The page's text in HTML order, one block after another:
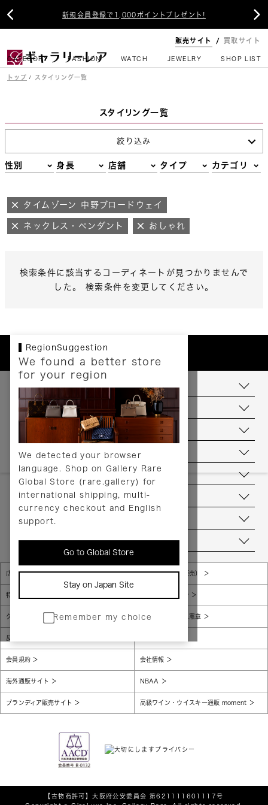
新規会員登録で1,000ポイントプレゼント!
 
販売サイト 買取サイト
CATEGORY FASHION WATCH JEWELRY SHOP LIST
トップ スタイリング一覧
スタイリング一覧
絞り込み
性別 身長 店舗 タイプ カテゴリ
タイムゾーン 中野ブロードウェイ
ネックレス・ペンダント おしゃれ
検索条件に該当するコーディネートが見つかりませんで
した。 検索条件を変更してください。
RegionSuggestion
We found a better store
for your region
We detected your browser
language. Shop on Gallery Rare
Global Store (rare.gallery) for
international shipping, multi-
currency checkout and English
support.
Go to Global Store
Stay on Japan Site
Remember my choice
お支払いについて
配送について
送料について
返品について
ヘルプ
お問い合わせ
当店について
店舗一覧 販売規約（店頭販売）
特定商取引法に基づく表示 個人情報保護方針
グローバルプライバシーポリシー コンプライアンス憲章
反社会的勢力に対する基本方針
会員規約 会社情報
海外通販サイト NBAA
ブランディア販売サイト 高級ワイン・ウイスキー通販 moment
【古物商許可】大阪府公安委員会 第621111601117号